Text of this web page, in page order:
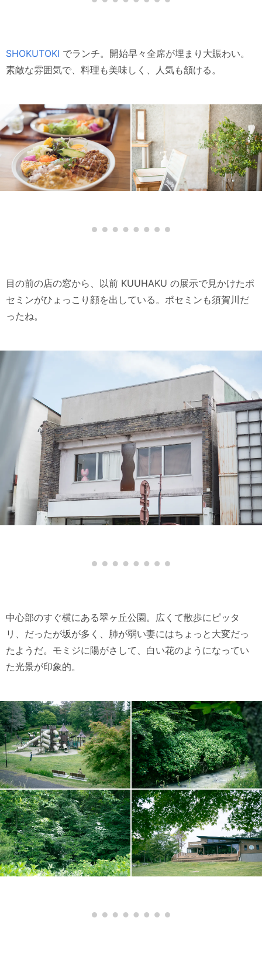
SHOKUTOKI でランチ。開始早々全席が埋まり大賑わい。
素敵な雰囲気で、料理も美味しく、人気も頷ける。
目の前の店の窓から、以前 KUUHAKU の展示で見かけたポ
セミンがひょっこり顔を出している。ポセミンも須賀川だ
ったね。
中心部のすぐ横にある翠ヶ丘公園。広くて散歩にピッタ
リ、だったが坂が多く、肺が弱い妻にはちょっと大変だっ
たようだ。モミジに陽がさして、白い花のようになってい
た光景が印象的。